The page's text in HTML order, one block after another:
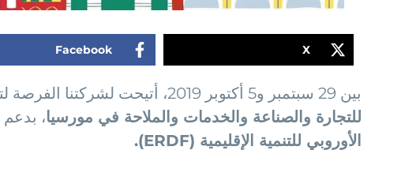
X
Facebook
بين 29 سبتمبر و5 أكتوبر 2019، أتيحت لشركتنا الفرصة لتكون جزءا من
للتجارة والصناعة والخدمات والملاحة في مورسيا، بدعم
الأوروبي للتنمية الإقليمية (ERDF).